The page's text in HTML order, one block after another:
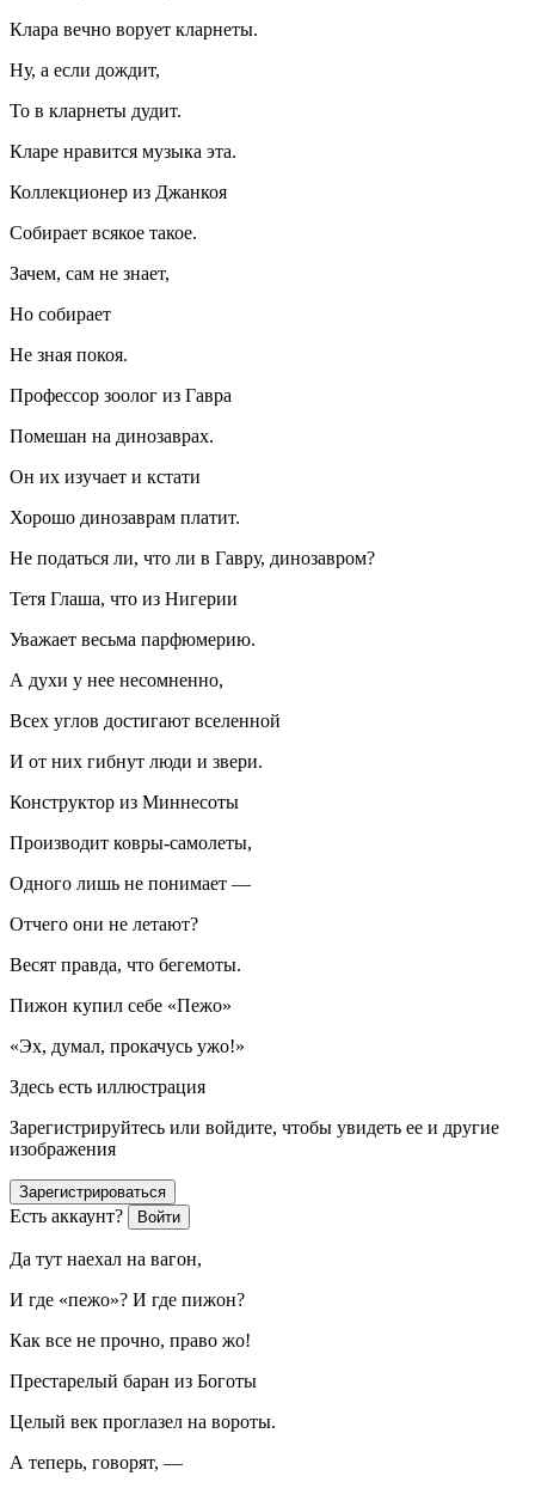
Клара вечно ворует кларнеты.
Ну, а если дождит,
То в кларнеты дудит.
Кларе нравится музыка эта.
Коллекционер из Джанкоя
Собирает всякое такое.
Зачем, сам не знает,
Но собирает
Не зная покоя.
Профессор зоолог из Гавра
Помешан на динозаврах.
Он их изучает и кстати
Хорошо динозаврам платит.
Не податься ли, что ли в Гавру, динозавром?
Тетя Глаша, что из Нигерии
Уважает весьма парфюмерию.
А духи у нее несомненно,
Всех углов достигают вселенной
И от них гибнут люди и звери.
Конструктор из Миннесоты
Производит ковры-самолеты,
Одного лишь не понимает —
Отчего они не летают?
Весят правда, что бегемоты.
Пижон купил себе «Пежо»
«Эх, думал, прокачусь ужо!»
Здесь есть иллюстрация
Зарегистрируйтесь или войдите, чтобы увидеть ее и другие
изображения
Зарегистрироваться
Есть аккаунт? Войти
Да тут наехал на вагон,
И где «пежо»? И где пижон?
Как все не прочно, право жо!
Престарелый баран из Боготы
Целый век проглазел на вороты.
А теперь, говорят, —